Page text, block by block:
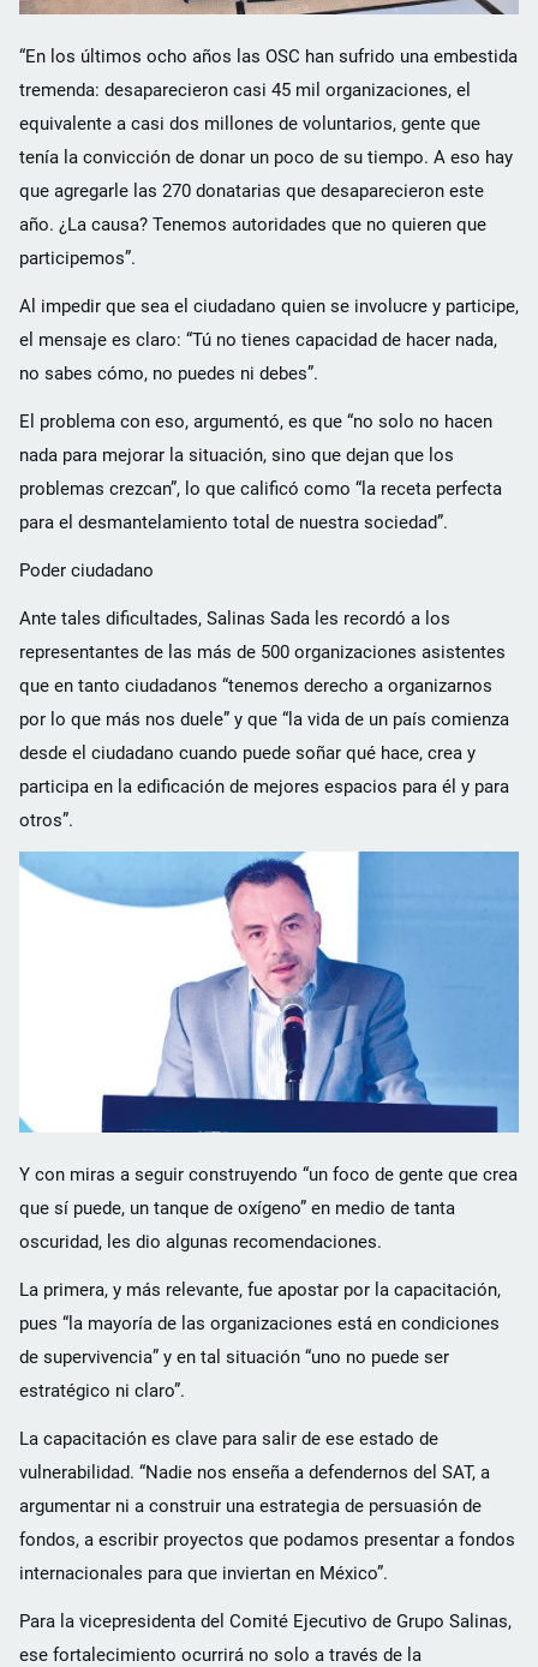
“En los últimos ocho años las OSC han sufrido una embestida
tremenda: desaparecieron casi 45 mil organizaciones, el
equivalente a casi dos millones de voluntarios, gente que
tenía la convicción de donar un poco de su tiempo. A eso hay
que agregarle las 270 donatarias que desaparecieron este
año. ¿La causa? Tenemos autoridades que no quieren que
participemos”.
Al impedir que sea el ciudadano quien se involucre y participe,
el mensaje es claro: “Tú no tienes capacidad de hacer nada,
no sabes cómo, no puedes ni debes”.
El problema con eso, argumentó, es que “no solo no hacen
nada para mejorar la situación, sino que dejan que los
problemas crezcan”, lo que calificó como “la receta perfecta
para el desmantelamiento total de nuestra sociedad”.
Poder ciudadano
Ante tales dificultades, Salinas Sada les recordó a los
representantes de las más de 500 organizaciones asistentes
que en tanto ciudadanos “tenemos derecho a organizarnos
por lo que más nos duele” y que “la vida de un país comienza
desde el ciudadano cuando puede soñar qué hace, crea y
participa en la edificación de mejores espacios para él y para
otros”.
Y con miras a seguir construyendo “un foco de gente que crea
que sí puede, un tanque de oxígeno” en medio de tanta
oscuridad, les dio algunas recomendaciones.
La primera, y más relevante, fue apostar por la capacitación,
pues “la mayoría de las organizaciones está en condiciones
de supervivencia” y en tal situación “uno no puede ser
estratégico ni claro”.
La capacitación es clave para salir de ese estado de
vulnerabilidad. “Nadie nos enseña a defendernos del SAT, a
argumentar ni a construir una estrategia de persuasión de
fondos, a escribir proyectos que podamos presentar a fondos
internacionales para que inviertan en México”.
Para la vicepresidenta del Comité Ejecutivo de Grupo Salinas,
ese fortalecimiento ocurrirá no solo a través de la